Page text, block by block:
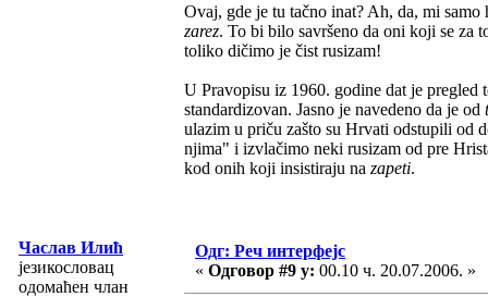
Ovaj, gde je tu tačno inat? Ah, da, mi
zarez. To bi bilo savršeno da oni koji se za
toliko dičimo je čist rusizam!
U Pravopisu iz 1960. godine dat je
standardizovan. Jasno je navedeno da je od
ulazim u priču zašto su Hrvati odstupili od
njima" i izvlačimo neki rusizam od pre
kod onih koji insistiraju na zapeti.
Часлав Илић
језикословац
одомаћен члан
Одг: Реч интерфејс
« Одговор #9 у: 00.10 ч. 20.07.2006. »